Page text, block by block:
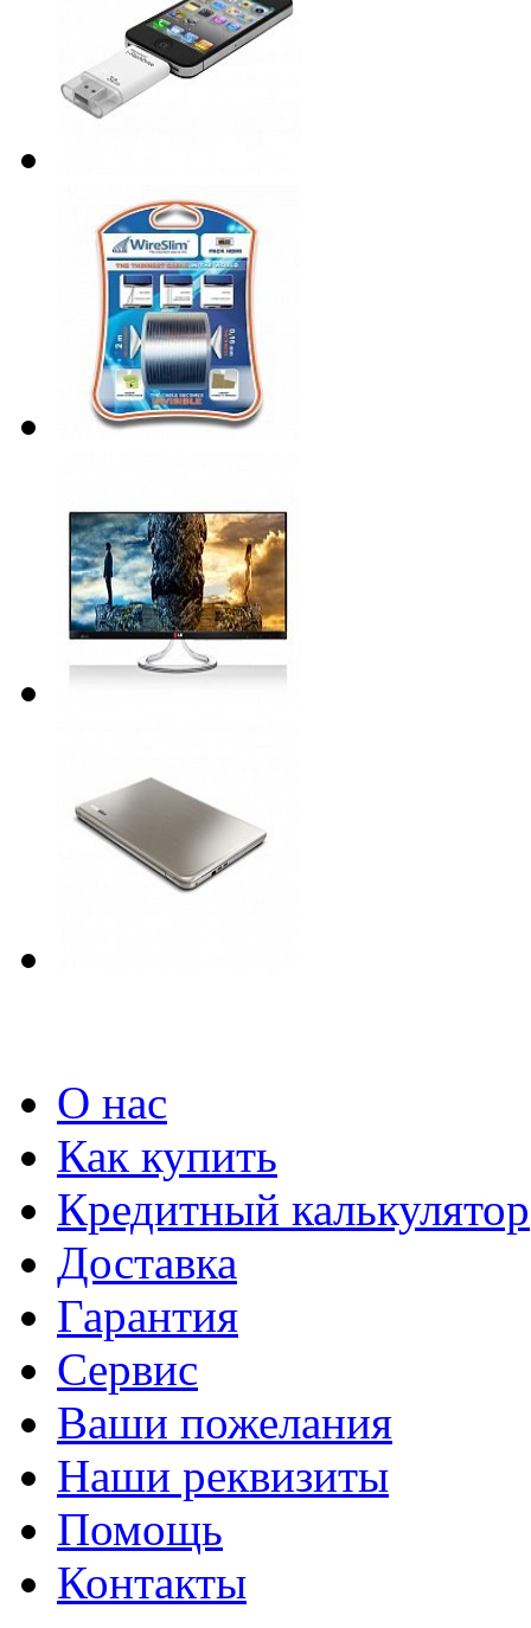
О нас
Как купить
Кредитный калькулятор
Доставка
Гарантия
Сервис
Ваши пожелания
Наши реквизиты
Помощь
Контакты